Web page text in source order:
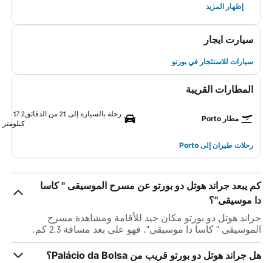
إظهار المزيد
سيارت ايجار
سيارات للاستئجار في بورتو
المطارات القريبة
مطار Porto
رحلة بالسيارة إلى 21 من الدقائق
17.2
كيلومتر
رحلات طيران إلى Porto
كم يبعد جراند هوتل دو بورتو عن مسرح الموسيقى " كاسا
دا موسيقى"؟
جراند هوتل دو بورتو مكان جيد للأقامة ومشاهدة مسرح
الموسيقى " كاسا دا موسيقى". فهو على بعد مسافة 2.3 كم.
هل جراند هوتل دو بورتو قريب من Palácio da Bolsa؟